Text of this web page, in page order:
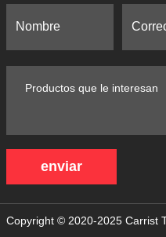
enviar
Copyright © 2020-2025 Carrist